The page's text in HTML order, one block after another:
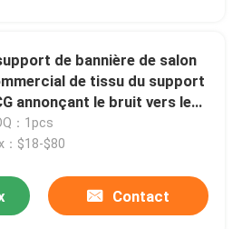
de bannière de salon
de tissu du support
annonçant le bruit vers le
du support de bannière
：1pcs
：$18-$80
Contact